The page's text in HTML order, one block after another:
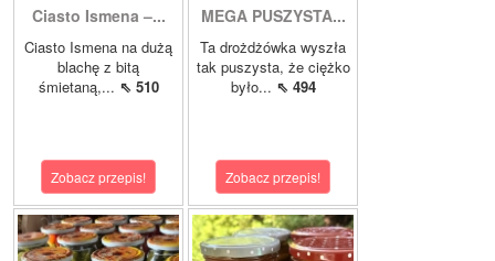
Ciasto Ismena –...
Ciasto Ismena na dużą
blachę z bitą
śmietaną,... ⇖ 510
Zobacz przepis!
MEGA PUSZYSTA...
Ta drożdżówka wyszła
tak puszysta, że ciężko
było... ⇖ 494
Zobacz przepis!